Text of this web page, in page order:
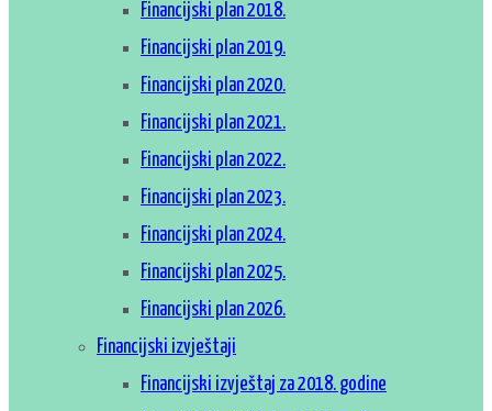
Financijski plan 2018.
Financijski plan 2019.
Financijski plan 2020.
Financijski plan 2021.
Financijski plan 2022.
Financijski plan 2023.
Financijski plan 2024.
Financijski plan 2025.
Financijski plan 2026.
Financijski izvještaji
Financijski izvještaj za 2018. godine